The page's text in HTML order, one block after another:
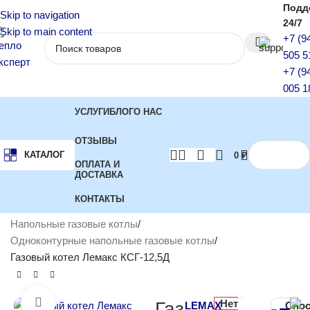
Skip to navigation
Skip to main content
24/7
+7
505
+7
005
КАТАЛОГ
УСЛУГИБЛОГО НАС
ОТЗЫВЫ
ОПЛАТА И
ДОСТАВКА
КОНТАКТЫ
0 ₽
Напольные газовые котлы
Одноконтурные напольные газовые котлы
Газовый котел Лемакс КСГ-12,5Д
Нажмите, чтобы увеличитьLEMAXНет